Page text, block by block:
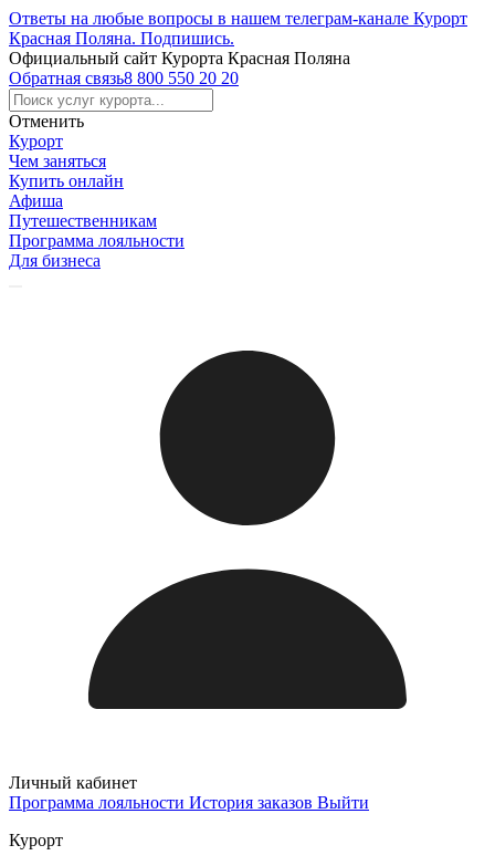
Ответы на любые вопросы в нашем телеграм-канале Курорт
Красная Поляна. Подпишись.
Официальный сайт Курорта Красная Поляна
Обратная связь8 800 550 20 20
Отменить
Курорт
Чем заняться
Купить онлайн
Афиша
Путешественникам
Программа лояльности
Для бизнеса
Личный кабинет
Программа лояльности История заказов Выйти
Курорт